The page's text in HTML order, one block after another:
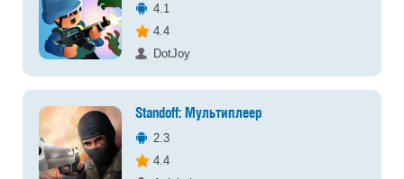
4.1
4.4
DotJoy
Standoff: Мультиплеер
2.3
4.4